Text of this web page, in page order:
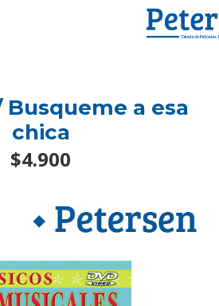
a esa
chica
$4.900